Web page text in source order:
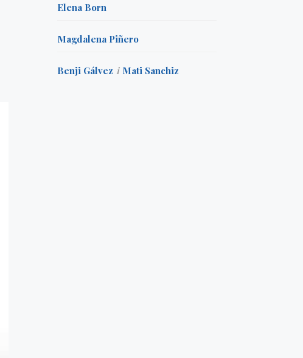
Elena Born
Magdalena Piñero
Benji Gálvez i Mati Sanchiz